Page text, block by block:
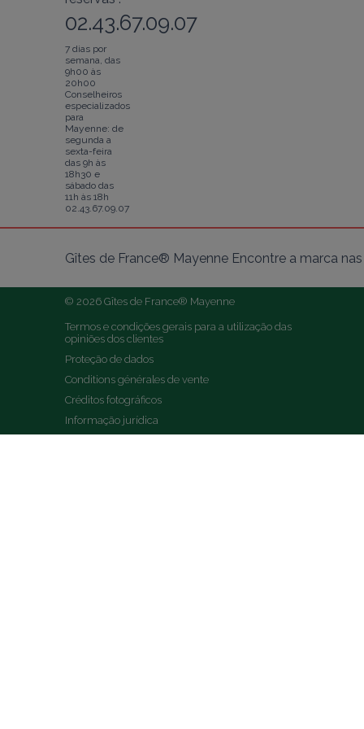
02.43.67.09.07
7 dias por
semana, das
9h00 às
20h00
Conselheiros
especializados
para
Mayenne: de
segunda a
sexta-feira
das 9h às
18h30 e
sábado das
11h às 18h
02.43.67.09.07
Gîtes de France® Mayenne Encontre a marca
© 2026 Gîtes de France® Mayenne
Termos e condições gerais para a utilização das
opiniões dos clientes
Proteção de dados
Conditions générales de vente
Créditos fotográficos
Informação jurídica